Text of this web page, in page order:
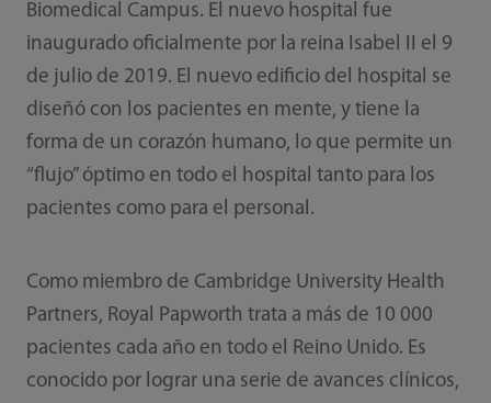
Biomedical Campus. El nuevo hospital fue
inaugurado oficialmente por la reina Isabel II el 9
de julio de 2019. El nuevo edificio del hospital se
diseñó con los pacientes en mente, y tiene la
forma de un corazón humano, lo que permite un
“flujo” óptimo en todo el hospital tanto para los
pacientes como para el personal.
Como miembro de Cambridge University Health
Partners, Royal Papworth trata a más de 10 000
pacientes cada año en todo el Reino Unido. Es
conocido por lograr una serie de avances clínicos,